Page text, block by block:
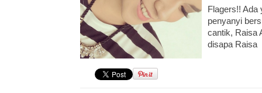
Flagers!! Ada
penyanyi
cantik, Raisa
disapa Raisa